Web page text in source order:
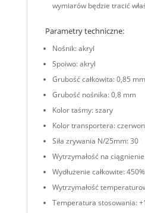
wymiarów będzie tracić
Parametry techniczne:
Nośnik: akryl
Spoiwo: akryl
Grubość całkowita: 0,85 mm
Grubość nośnika: 0,8 mm
Kolor taśmy: szary
Kolor transportera:
Siła zrywania N/25mm: 30
Wytrzymałość na
Wydłużenie całkowite: 450%
Wytrzymałość
Temperatura stosowania: